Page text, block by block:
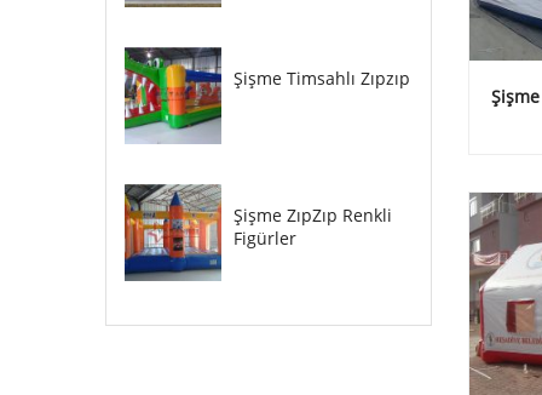
Şişme Timsahlı Zıpzıp
Şişme ZıpZıp Renkli
Figürler